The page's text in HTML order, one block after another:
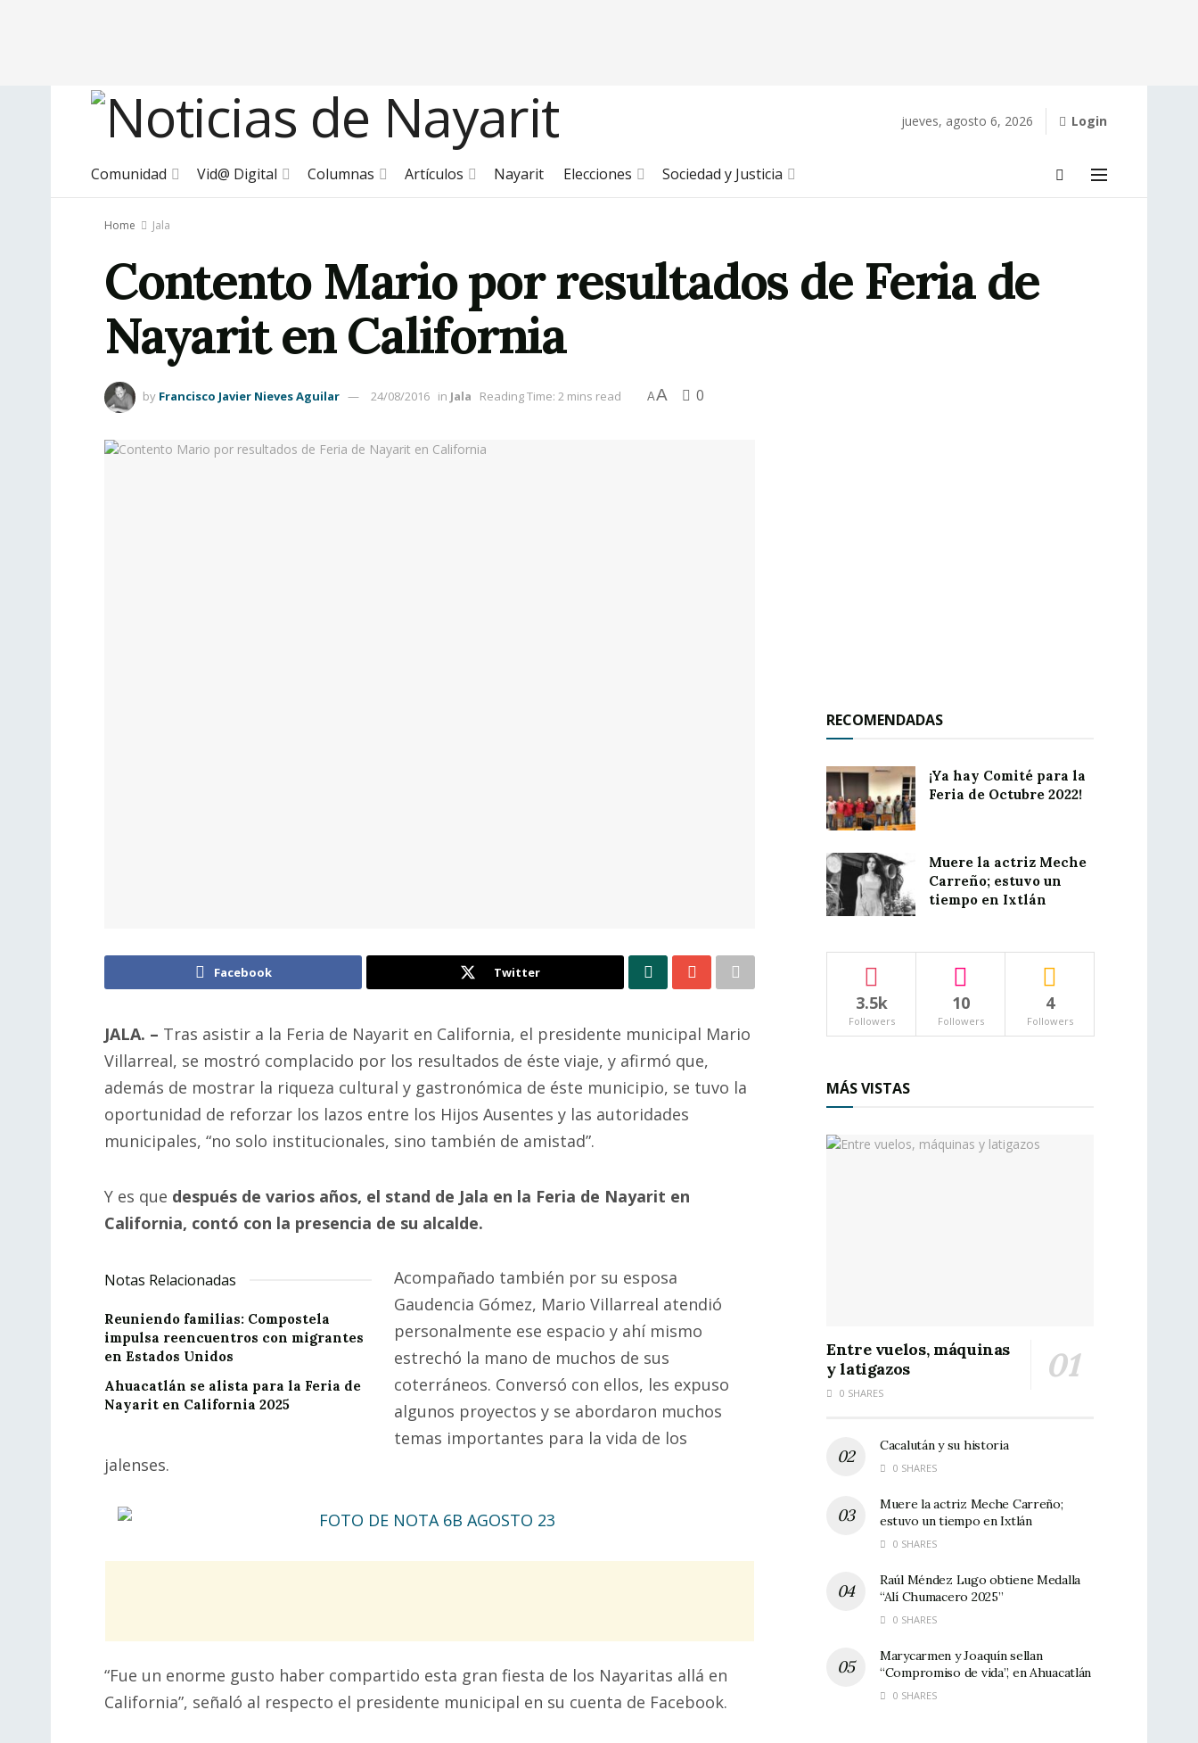
jueves, agosto 6, 2026 Login
Comunidad Vid@ Digital Columnas Artículos Nayarit Elecciones Sociedad y Justicia
Home Jala
Contento Mario por resultados de Feria de
Nayarit en California
by Francisco Javier Nieves Aguilar 24/08/2016 in Jala Reading Time: 2 mins read AA 0
Facebook Twitter
JALA. – Tras asistir a la Feria de Nayarit en California, el presidente municipal Mario
Villarreal, se mostró complacido por los resultados de éste viaje, y afirmó que,
además de mostrar la riqueza cultural y gastronómica de éste municipio, se tuvo la
oportunidad de reforzar los lazos entre los Hijos Ausentes y las autoridades
municipales, “no solo institucionales, sino también de amistad”.
Y es que después de varios años, el stand de Jala en la Feria de Nayarit en
California, contó con la presencia de su alcalde.
Notas Relacionadas
Reuniendo familias: Compostela
impulsa reencuentros con migrantes
en Estados Unidos
Ahuacatlán se alista para la Feria de
Nayarit en California 2025
Acompañado también por su esposa
Gaudencia Gómez, Mario Villarreal atendió
personalmente ese espacio y ahí mismo
estrechó la mano de muchos de sus
coterráneos. Conversó con ellos, les expuso
algunos proyectos y se abordaron muchos
temas importantes para la vida de los
jalenses.
“Fue un enorme gusto haber compartido esta gran fiesta de los Nayaritas allá en
California”, señaló al respecto el presidente municipal en su cuenta de Facebook.
RECOMENDADAS
¡Ya hay Comité para la
Feria de Octubre 2022!
Muere la actriz Meche
Carreño; estuvo un
tiempo en Ixtlán
3.5k
Followers
10
Followers
4
Followers
MÁS VISTAS
Entre vuelos, máquinas
y latigazos
0 SHARES
Cacalután y su historia
0 SHARES
Muere la actriz Meche Carreño;
estuvo un tiempo en Ixtlán
0 SHARES
Raúl Méndez Lugo obtiene Medalla
“Alí Chumacero 2025”
0 SHARES
Marycarmen y Joaquín sellan
“Compromiso de vida”, en Ahuacatlán
0 SHARES